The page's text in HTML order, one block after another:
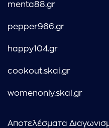
menta88.gr
pepper966.gr
happy104.gr
cookout.skai.gr
womenonly.skai.gr
Αποτελέσματα